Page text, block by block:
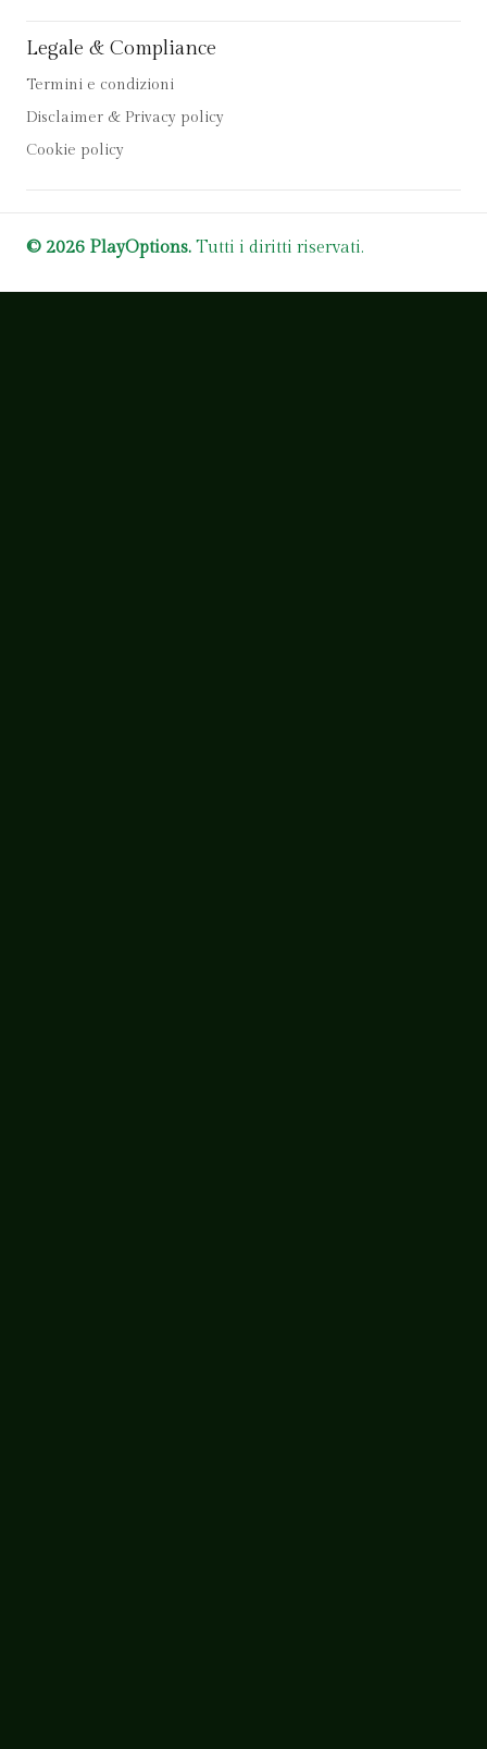
Legale & Compliance
Termini e condizioni
Disclaimer & Privacy policy
Cookie policy
© 2026 PlayOptions. Tutti i diritti riservati.